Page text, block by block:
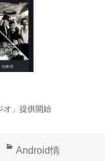
オ」提供開始
カ
Android情